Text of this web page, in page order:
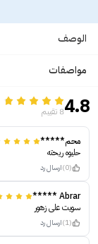
الوصف
مواصفات
4.88 تقييم
محم*****
حليوه ريحته
(0) ارسال رد
Abrar *****
سويت على زهور
(1) ارسال رد